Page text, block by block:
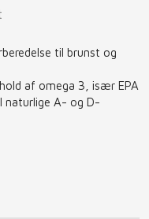
til brunst og
af omega 3, især EPA
naturlige A- og D-